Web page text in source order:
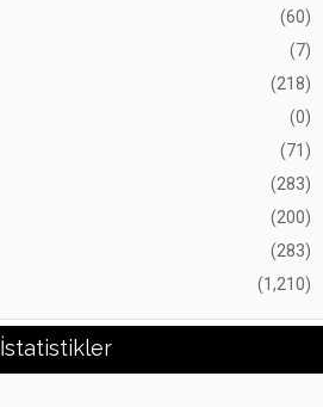
(60)
(7)
(218)
(0)
(71)
(283)
(200)
(283)
(1,210)
İstatistikler